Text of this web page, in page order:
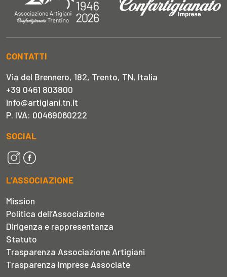
CONTATTI
Via del Brennero, 182, Trento, TN, Italia
+39 0461 803800
info@artigiani.tn.it
P. IVA: 00469060222
SOCIAL
L’ASSOCIAZIONE
Mission
Politica dell’Associazione
Dirigenza e rappresentanza
Statuto
Trasparenza Associazione Artigiani
Trasparenza Imprese Associate